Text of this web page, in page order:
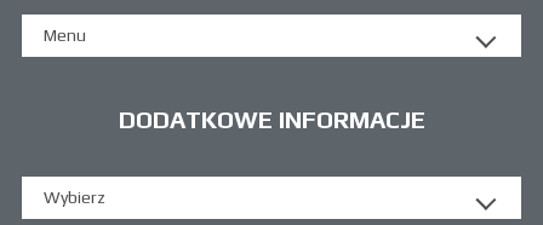
Menu
DODATKOWE INFORMACJE
Wybierz